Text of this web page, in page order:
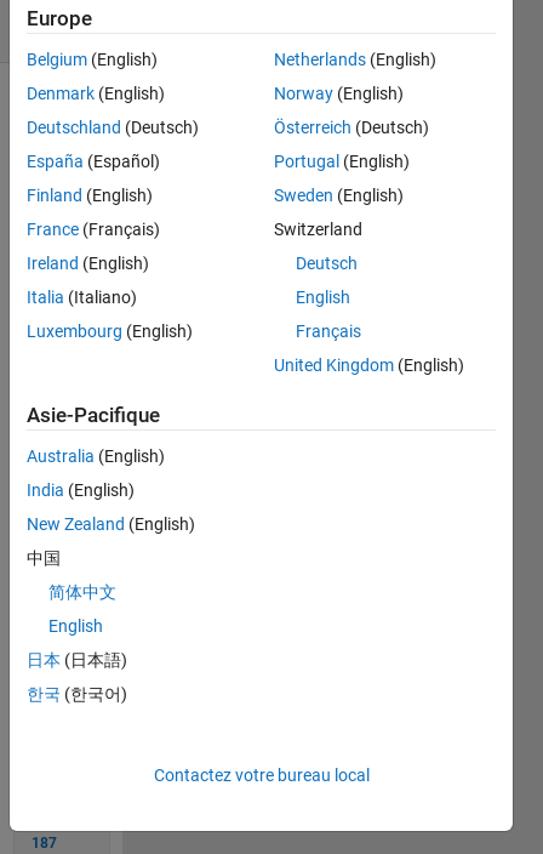
0 likes
a
inputted
variable
number
or a
string,
(i.e. '1'
is 1 and
thus a
number,
'a' is a
string).
Solve
187
Europe
Belgium (English)
Denmark (English)
Deutschland (Deutsch)
España (Español)
Finland (English)
France (Français)
Ireland (English)
Italia (Italiano)
Luxembourg (English)
Netherlands (English)
Norway (English)
Österreich (Deutsch)
Portugal (English)
Sweden (English)
Switzerland
Deutsch
English
Français
United Kingdom (English)
Asie-Pacifique
Australia (English)
India (English)
New Zealand (English)
中国
简体中文
English
日本 (日本語)
한국 (한국어)
Contactez votre bureau local